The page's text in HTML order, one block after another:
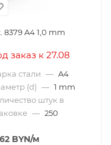
8379 A4 1,0 mm
заказ к 27.08
стали — A4
(d) — 1 mm
штук в
— 250
BYN/м